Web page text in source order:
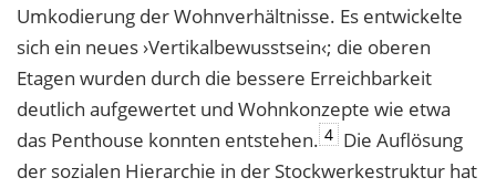
Umkodierung der Wohnverhältnisse. Es entwickelte
sich ein neues ›Vertikalbewusstsein‹; die oberen
Etagen wurden durch die bessere Erreichbarkeit
deutlich aufgewertet und Wohnkonzepte wie etwa
das Penthouse konnten entstehen. 4 Die Auflösung
der sozialen Hierarchie in der Stockwerkestruktur hat